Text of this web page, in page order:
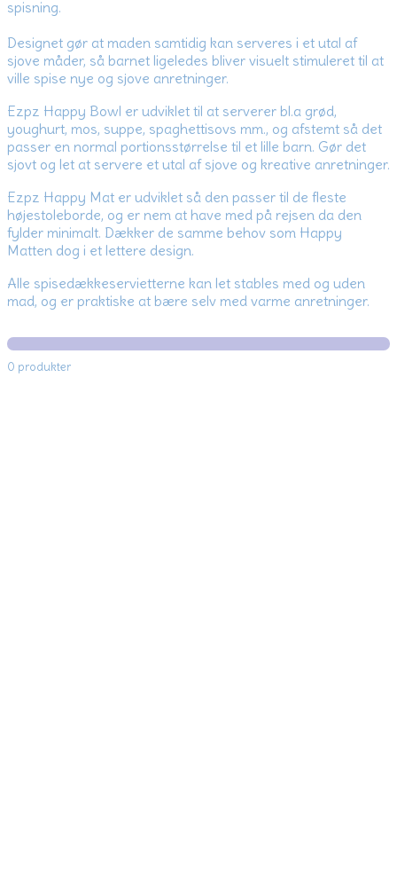
spisning.
Designet gør at maden samtidig kan serveres i et utal af
sjove måder, så barnet ligeledes bliver visuelt stimuleret til at
ville spise nye og sjove anretninger.
Ezpz Happy Bowl er udviklet til at serverer bl.a grød,
youghurt, mos, suppe, spaghettisovs mm., og afstemt så det
passer en normal portionsstørrelse til et lille barn. Gør det
sjovt og let at servere et utal af sjove og kreative anretninger.
Ezpz Happy Mat er udviklet så den passer til de fleste
højestoleborde, og er nem at have med på rejsen da den
fylder minimalt. Dækker de samme behov som Happy
Matten dog i et lettere design.
Alle spisedækkeservietterne kan let stables med og uden
mad, og er praktiske at bære selv med varme anretninger.
0 produkter